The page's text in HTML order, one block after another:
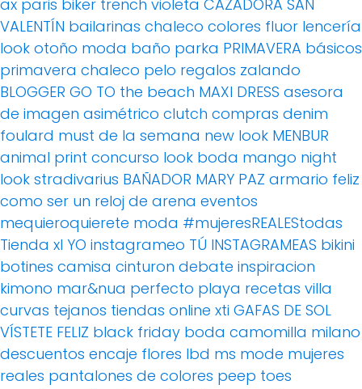
ax paris biker trench violeta CAZADORA SAN
VALENTÍN bailarinas chaleco colores fluor lencería
look otoño moda baño parka PRIMAVERA básicos
primavera chaleco pelo regalos zalando
BLOGGER GO TO the beach MAXI DRESS asesora
de imagen asimétrico clutch compras denim
foulard must de la semana new look MENBUR
animal print concurso look boda mango night
look stradivarius BAÑADOR MARY PAZ armario feliz
como ser un reloj de arena eventos
mequieroquierete moda #mujeresREALEStodas
Tienda xl YO instagrameo TÚ INSTAGRAMEAS bikini
botines camisa cinturon debate inspiracion
kimono mar&nua perfecto playa recetas villa
curvas tejanos tiendas online xti GAFAS DE SOL
VÍSTETE FELIZ black friday boda camomilla milano
descuentos encaje flores lbd ms mode mujeres
reales pantalones de colores peep toes